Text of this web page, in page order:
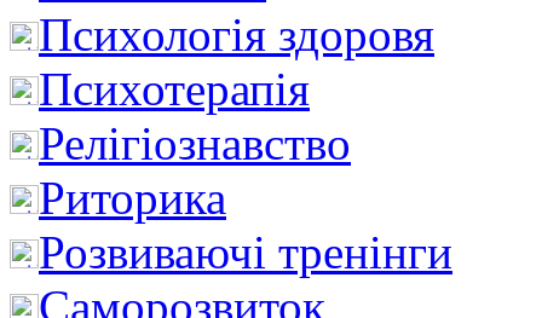
Психологія здоровя
Психотерапія
Релігіознавство
Риторика
Розвиваючі тренінги
Саморозвиток